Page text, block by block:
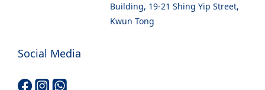
Building, 19-21 Shing Yip Street,
Kwun Tong
Social Media